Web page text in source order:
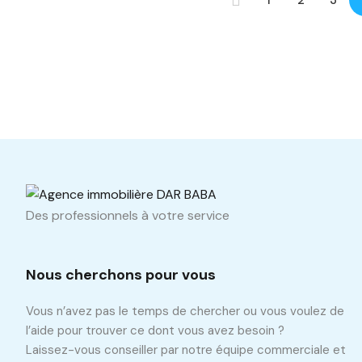
Des professionnels à votre service
Nous cherchons pour vous
Vous n’avez pas le temps de chercher ou vous voulez de
l’aide pour trouver ce dont vous avez besoin ?
Laissez-vous conseiller par notre équipe commerciale et